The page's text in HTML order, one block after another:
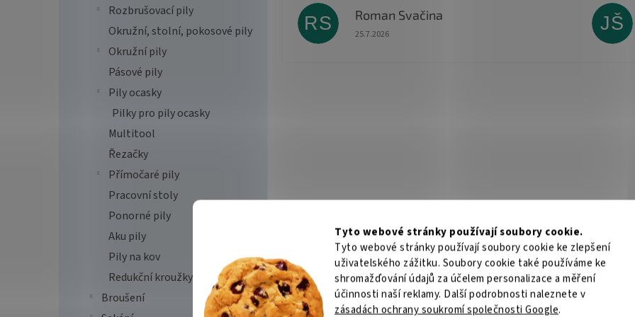
Tyto webové stránky používají soubory cookie.
Tyto webové stránky používají soubory cookie ke zlepšení
uživatelského zážitku. Soubory cookie také používáme ke
shromažďování údajů za účelem personalizace a měření
účinnosti naší reklamy. Další podrobnosti naleznete v
zásadách ochrany soukromí společnosti Google.
Rozbrušovací pily
Okružní, stolní, pokosové pily
Okružní pily
Pásové pily
Pily ocasky
Pilky pro pily ocasky
Multitool
Řezačky
Přímočaré pily
Pracovní stoly
Ponorné pily
Aku pily
Pily na kov
Redukční kroužky
Broušení
RS Roman Svačina
Hodnocení obchodu je 5 z 5 hvězdiček.
25.7.2026
JŠ